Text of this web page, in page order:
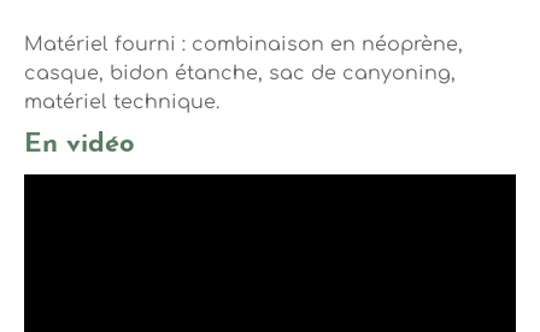
Matériel fourni : combinaison en néoprène,
casque, bidon étanche, sac de canyoning,
matériel technique.
En vidéo